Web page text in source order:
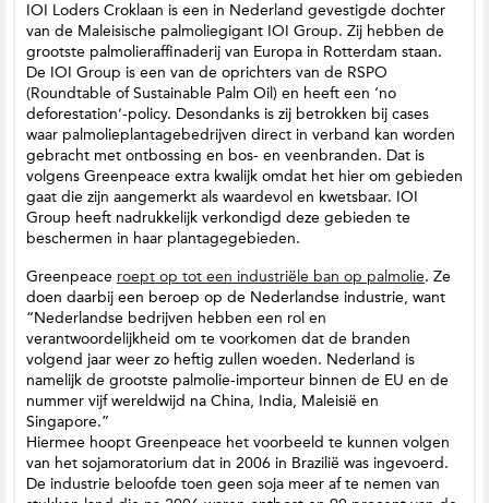
IOI Loders Croklaan is een in Nederland gevestigde dochter
van de Maleisische palmoliegigant IOI Group. Zij hebben de
grootste palmolieraffinaderij van Europa in Rotterdam staan.
De IOI Group is een van de oprichters van de RSPO
(Roundtable of Sustainable Palm Oil) en heeft een ‘no
deforestation’-policy. Desondanks is zij betrokken bij cases
waar palmolieplantagebedrijven direct in verband kan worden
gebracht met ontbossing en bos- en veenbranden. Dat is
volgens Greenpeace extra kwalijk omdat het hier om gebieden
gaat die zijn aangemerkt als waardevol en kwetsbaar. IOI
Group heeft nadrukkelijk verkondigd deze gebieden te
beschermen in haar plantagegebieden.
Greenpeace roept op tot een industriële ban op palmolie. Ze
doen daarbij een beroep op de Nederlandse industrie, want
“Nederlandse bedrijven hebben een rol en
verantwoordelijkheid om te voorkomen dat de branden
volgend jaar weer zo heftig zullen woeden. Nederland is
namelijk de grootste palmolie-importeur binnen de EU en de
nummer vijf wereldwijd na China, India, Maleisië en
Singapore.”
Hiermee hoopt Greenpeace het voorbeeld te kunnen volgen
van het sojamoratorium dat in 2006 in Brazilië was ingevoerd.
De industrie beloofde toen geen soja meer af te nemen van